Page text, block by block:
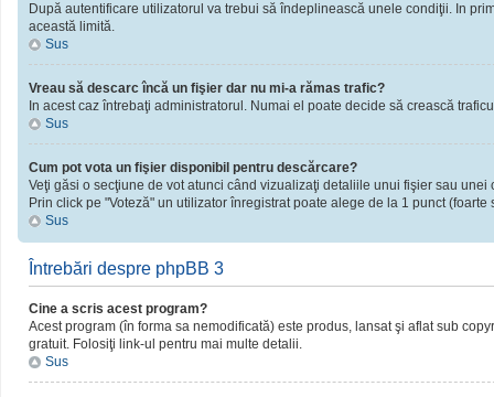
După autentificare utilizatorul va trebui să îndeplinească unele condiţii. In
această limită.
Sus
Vreau să descarc încă un fişier dar nu mi-a rămas trafic?
In acest caz întrebaţi administratorul. Numai el poate decide să crească
Sus
Cum pot vota un fişier disponibil pentru descărcare?
Veţi găsi o secţiune de vot atunci când vizualizaţi detaliile unui fişier sau unei
Prin click pe "Voteză" un utilizator înregistrat poate alege de la 1 punct
Sus
Întrebări despre phpBB 3
Cine a scris acest program?
Acest program (în forma sa nemodificată) este produs, lansat şi aflat sub
gratuit. Folosiţi link-ul pentru mai multe detalii.
Sus